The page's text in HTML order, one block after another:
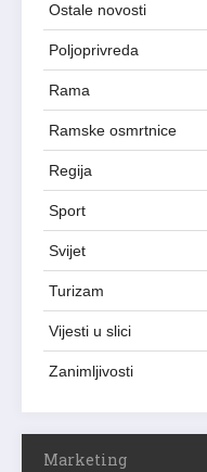
Ostale novosti
Poljoprivreda
Rama
Ramske osmrtnice
Regija
Sport
Svijet
Turizam
Vijesti u slici
Zanimljivosti
Marketing